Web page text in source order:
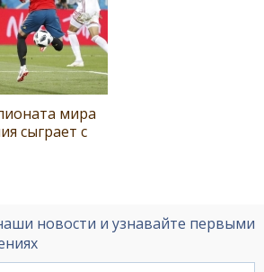
мира
сыграет с
новости и узнавайте первыми